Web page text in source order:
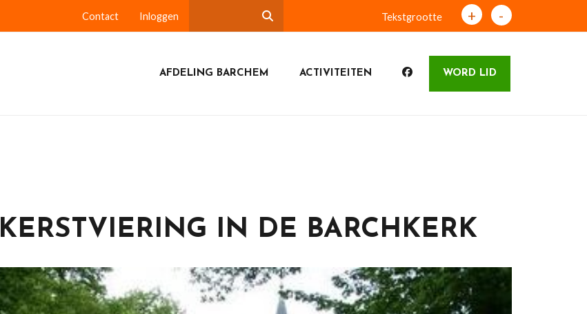
Contact Inloggen Tekstgrootte + -
AFDELING BARCHEM ACTIVITEITEN WORD LID
KERSTVIERING IN DE BARCHKERK